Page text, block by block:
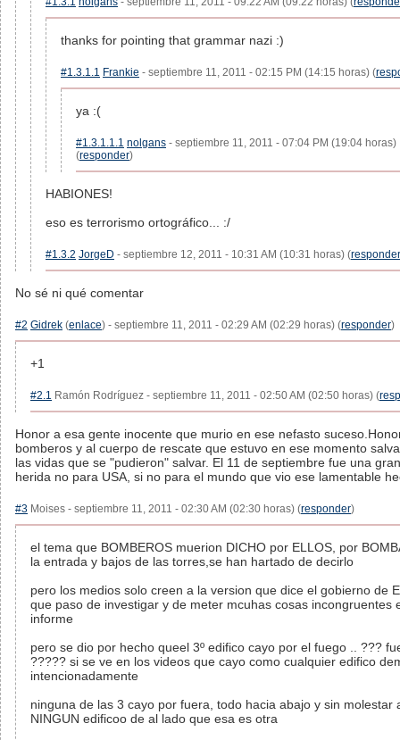
thanks for pointing that grammar nazi :)
#1.3.1.1 Frankie - septiembre 11, 2011 - 02:15 PM (14:15 horas) (
ya :(
#1.3.1.1.1 nolgans - septiembre 11, 2011 - 07:04 PM (19:04 horas)
(responder)
HABIONES!
eso es terrorismo ortográfico... :/
#1.3.2 JorgeD - septiembre 12, 2011 - 10:31 AM (10:31 horas) (responder
No sé ni qué comentar
#2 Gidrek (enlace) - septiembre 11, 2011 - 02:29 AM (02:29 horas) (responder)
+1
#2.1 Ramón Rodríguez - septiembre 11, 2011 - 02:50 AM (02:50 horas) (
Honor a esa gente inocente que murio en ese nefasto
bomberos y al cuerpo de rescate que estuvo en ese momento
las vidas que se "pudieron" salvar. El 11 de septiembre fue una gran
herida no para USA, si no para el mundo que vio ese lamentable
#3 Moises - septiembre 11, 2011 - 02:30 AM (02:30 horas) (responder)
el tema que BOMBEROS muerion DICHO por ELLOS, por
la entrada y bajos de las torres,se han hartado de decirlo
pero los medios solo creen a la version que dice el gobierno de
que paso de investigar y de meter mcuhas cosas incongruentes
informe
pero se dio por hecho queel 3º edifico cayo por el fuego .. ???
????? si se ve en los videos que cayo como cualquier edifico
intencionadamente
ninguna de las 3 cayo por fuera, todo hacia abajo y sin molestar
NINGUN edificoo de al lado que esa es otra